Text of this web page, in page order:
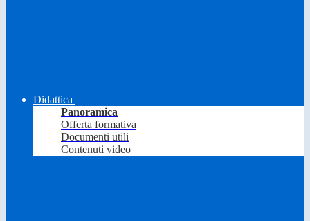
Didattica
Panoramica
Offerta formativa
Documenti utili
Contenuti video